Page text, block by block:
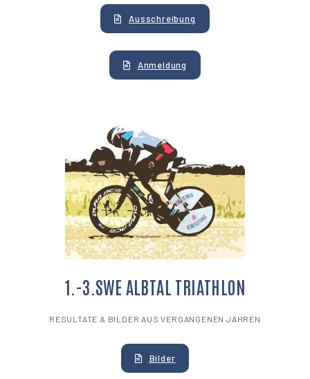
Ausschreibung
Anmeldung
1.-3.SWE ALBTAL TRIATHLON
RESULTATE & BILDER AUS VERGANGENEN JAHREN
Bilder